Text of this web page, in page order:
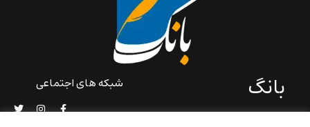
بانگ شبکه های اجتماعی